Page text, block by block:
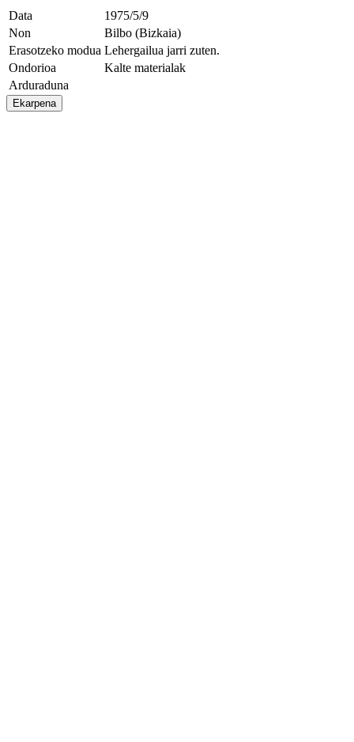
Data
1975/5/9
Non
Bilbo (Bizkaia)
Erasotzeko modua Lehergailua jarri zuten.
Ondorioa
Kalte materialak
Arduraduna